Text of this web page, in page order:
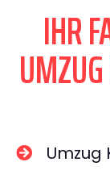
IHR
Umzug